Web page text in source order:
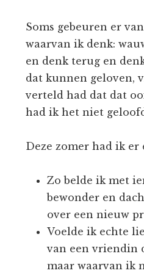
Soms gebeuren er
waarvan ik denk:
en denk terug en
dat kunnen geloven,
verteld had dat dat
had ik het niet
Deze zomer had ik er
Zo belde ik met
bewonder en
over een nieuw
Voelde ik echte
van een vriendin
maar waarvan ik